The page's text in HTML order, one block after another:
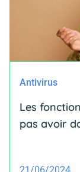
Antivirus
Les
pas avoir